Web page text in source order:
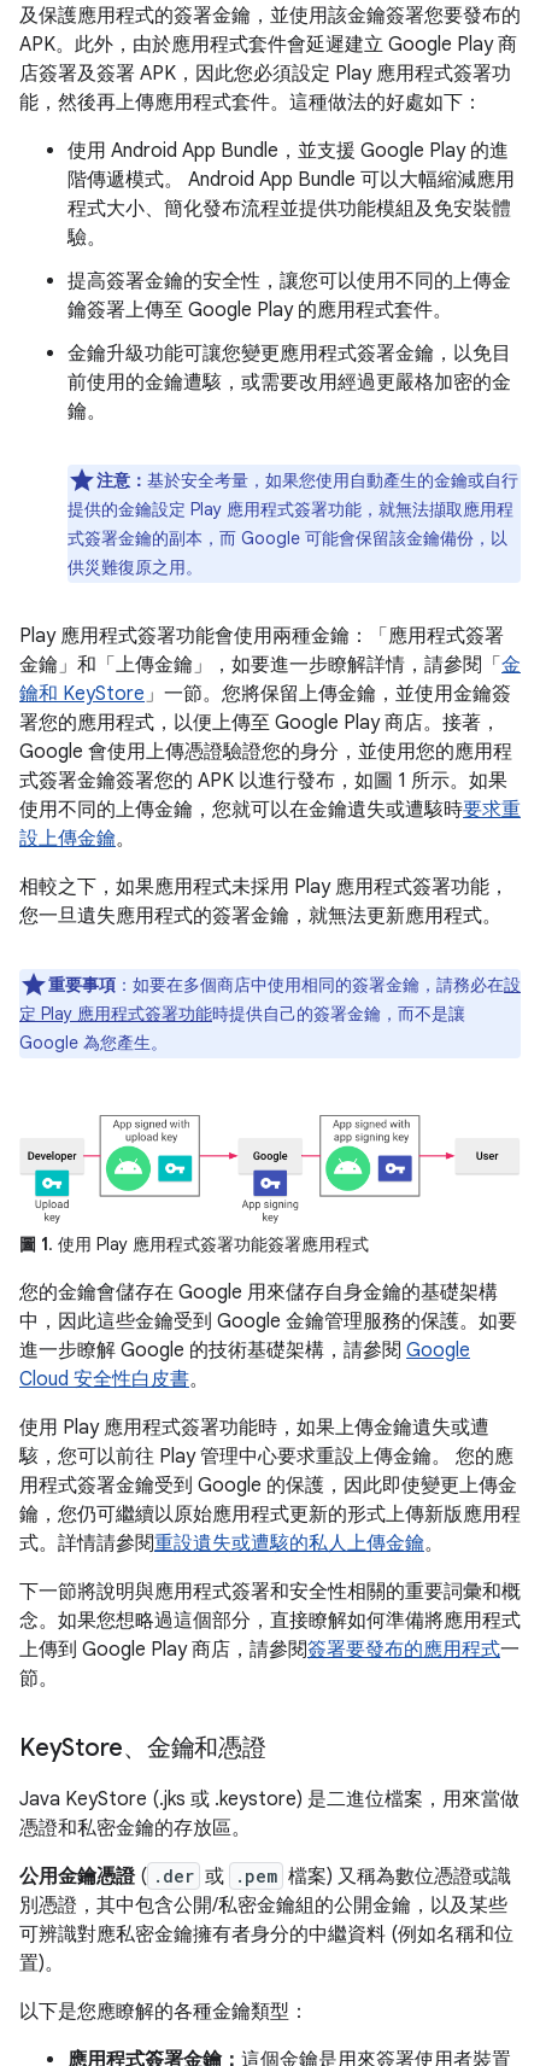
及保護應用程式的簽署金鑰，並使用該金鑰簽署您要發布的
APK。此外，由於應用程式套件會延遲建立 Google Play 商
店簽署及簽署 APK，因此您必須設定 Play 應用程式簽署功
能，然後再上傳應用程式套件。這種做法的好處如下：
使用 Android App Bundle，並支援 Google Play 的進
階傳遞模式。 Android App Bundle 可以大幅縮減應用
程式大小、簡化發布流程並提供功能模組及免安裝體
驗。
提高簽署金鑰的安全性，讓您可以使用不同的上傳金
鑰簽署上傳至 Google Play 的應用程式套件。
金鑰升級功能可讓您變更應用程式簽署金鑰，以免目
前使用的金鑰遭駭，或需要改用經過更嚴格加密的金
鑰。
注意： 基於安全考量，如果您使用自動產生的金鑰或自行
提供的金鑰設定 Play 應用程式簽署功能，就無法擷取應用程
式簽署金鑰的副本，而 Google 可能會保留該金鑰備份，以
供災難復原之用。
Play 應用程式簽署功能會使用兩種金鑰：「應用程式簽署
金鑰」 和「上傳金鑰」 ，如要進一步瞭解詳情，請參閱「 金
鑰和 KeyStore」一節。您將保留上傳金鑰，並使用金鑰簽
署您的應用程式，以便上傳至 Google Play 商店。接著，
Google 會使用上傳憑證驗證您的身分，並使用您的應用程
式簽署金鑰簽署您的 APK 以進行發布，如圖 1 所示。如果
使用不同的上傳金鑰，您就可以在金鑰遺失或遭駭時要求重
設上傳金鑰。
相較之下，如果應用程式未採用 Play 應用程式簽署功能，
您一旦遺失應用程式的簽署金鑰，就無法更新應用程式。
重要事項 ： 如要在多個商店中使用相同的簽署金鑰，請務必在設
定 Play 應用程式簽署功能時提供自己的簽署金鑰，而不是讓
Google 為您產生。
圖 1. 使用 Play 應用程式簽署功能簽署應用程式
您的金鑰會儲存在 Google 用來儲存自身金鑰的基礎架構
中，因此這些金鑰受到 Google 金鑰管理服務的保護。如要
進一步瞭解 Google 的技術基礎架構，請參閱 Google
Cloud 安全性白皮書。
使用 Play 應用程式簽署功能時，如果上傳金鑰遺失或遭
駭，您可以前往 Play 管理中心要求重設上傳金鑰。 您的應
用程式簽署金鑰受到 Google 的保護，因此即使變更上傳金
鑰，您仍可繼續以原始應用程式更新的形式上傳新版應用程
式。詳情請參閱重設遺失或遭駭的私人上傳金鑰。
下一節將說明與應用程式簽署和安全性相關的重要詞彙和概
念。如果您想略過這個部分，直接瞭解如何準備將應用程式
上傳到 Google Play 商店，請參閱簽署要發布的應用程式一
節。
KeyStore、金鑰和憑證
Java KeyStore (.jks 或 .keystore) 是二進位檔案，用來當做
憑證和私密金鑰的存放區。
公用金鑰憑證( .der 或 .pem 檔案) 又稱為數位憑證或識
別憑證，其中包含公開/私密金鑰組的公開金鑰，以及某些
可辨識對應私密金鑰擁有者身分的中繼資料 (例如名稱和位
置)。
以下是您應瞭解的各種金鑰類型：
應用程式簽署金鑰： 這個金鑰是用來簽署使用者裝置